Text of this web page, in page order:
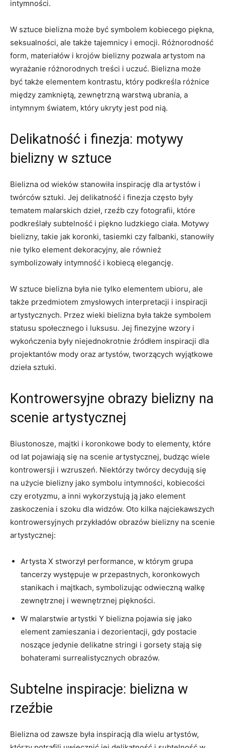
intymności.
W sztuce bielizna może być ⁣symbolem kobiecego​ piękna,
seksualności, ‍ale także​ tajemnicy i emocji. Różnorodność⁣
form, materiałów⁣ i krojów bielizny pozwala artystom na
⁢wyrażanie różnorodnych‍ treści⁢ i⁢ uczuć. ⁢Bielizna może
być także elementem kontrastu, który⁣ podkreśla różnice
między zamkniętą, ‍zewnętrzną warstwą ubrania, a
intymnym ‌światem, który ukryty jest⁢ pod ‌nią.
Delikatność i‌ finezja:​ motywy
bielizny w sztuce
Bielizna od wieków stanowiła inspirację dla artystów⁤ i‍
twórców sztuki.‍ Jej ⁢delikatność ​i finezja często były
⁤tematem malarskich ‍dzieł, rzeźb czy ‌fotografii, które
podkreślały subtelność i piękno ludzkiego ⁤ciała. Motywy
bielizny, takie jak koronki, tasiemki ⁣czy falbanki, stanowiły
nie‌ tylko element dekoracyjny, ale również
symbolizowały intymność i kobiecą elegancję.
W ⁤sztuce bielizna była ‌nie tylko elementem ubioru,⁤ ale
także przedmiotem zmysłowych interpretacji ⁢i inspiracji
artystycznych. ⁢Przez wieki bielizna była także⁢ symbolem
statusu​ społecznego⁢ i​ luksusu. Jej finezyjne ‌wzory i
wykończenia były‍ niejednokrotnie‍ źródłem ‌inspiracji dla
projektantów mody oraz artystów, tworzących ⁣wyjątkowe
dzieła sztuki.
Kontrowersyjne obrazy bielizny na
scenie artystycznej
Biustonosze, majtki⁢ i koronkowe body to elementy, które
od lat pojawiają⁤ się‍ na scenie artystycznej, budząc wiele
kontrowersji i wzruszeń. Niektórzy twórcy decydują się
na ⁢użycie bielizny jako symbolu ⁣intymności, ‍kobiecości
czy erotyzmu, a inni⁣ wykorzystują ją jako element
zaskoczenia i szoku dla ‍widzów. Oto kilka najciekawszych
kontrowersyjnych przykładów obrazów⁣ bielizny na scenie
artystycznej:
Artysta ​X ‍stworzył‌ performance, w którym grupa‌
tancerzy występuje w przepastnych, koronkowych
stanikach ⁢i ‌majtkach, symbolizując odwieczną⁣ walkę‌
zewnętrznej​ i wewnętrznej piękności.
W malarstwie ⁤artystki ⁤Y bielizna‍ pojawia się jako​
element zamieszania i dezorientacji, gdy postacie
noszące ‍jedynie delikatne stringi‍ i gorsety stają ‍się​
bohaterami surrealistycznych obrazów.
Subtelne inspiracje: bielizna w
rzeźbie
Bielizna ⁣od zawsze ‌była inspiracją dla wielu artystów,